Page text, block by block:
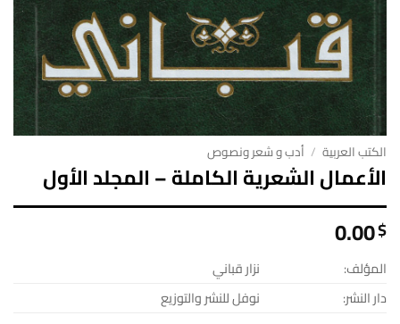
الكتب العربية / أدب و شعر ونصوص
الأعمال الشعرية الكاملة – المجلد الأول
0.00$
المؤلف:
نزار قباني
دار النشر:
نوفل للنشر والتوزيع